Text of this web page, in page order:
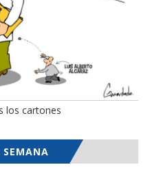
los cartones
SEMANA